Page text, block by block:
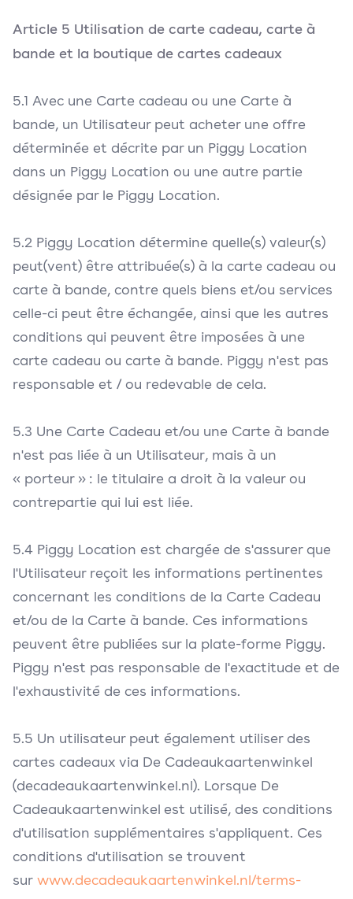
Article 5 Utilisation de carte cadeau, carte à
bande et la boutique de cartes cadeaux
5.1 Avec une Carte cadeau ou une Carte à
bande, un Utilisateur peut acheter une offre
déterminée et décrite par un Piggy Location
dans un Piggy Location ou une autre partie
désignée par le Piggy Location.
5.2 Piggy Location détermine quelle(s) valeur(s)
peut(vent) être attribuée(s) à la carte cadeau ou
carte à bande, contre quels biens et/ou services
celle-ci peut être échangée, ainsi que les autres
conditions qui peuvent être imposées à une
carte cadeau ou carte à bande. Piggy n'est pas
responsable et / ou redevable de cela.
5.3 Une Carte Cadeau et/ou une Carte à bande
n'est pas liée à un Utilisateur, mais à un
« porteur » : le titulaire a droit à la valeur ou
contrepartie qui lui est liée.
5.4 Piggy Location est chargée de s'assurer que
l'Utilisateur reçoit les informations pertinentes
concernant les conditions de la Carte Cadeau
et/ou de la Carte à bande. Ces informations
peuvent être publiées sur la plate-forme Piggy.
Piggy n'est pas responsable de l'exactitude et de
l'exhaustivité de ces informations.
5.5 Un utilisateur peut également utiliser des
cartes cadeaux via De Cadeaukaartenwinkel
(decadeaukaartenwinkel.nl). Lorsque De
Cadeaukaartenwinkel est utilisé, des conditions
d'utilisation supplémentaires s'appliquent. Ces
conditions d'utilisation se trouvent
sur www.decadeaukaartenwinkel.nl/terms-